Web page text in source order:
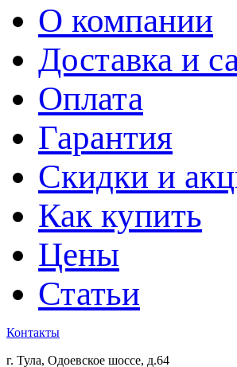
О компании
Доставка и
Оплата
Гарантия
Скидки и
Как купить
Цены
Статьи
Контакты
г. Тула, Одоевское шоссе, д.64